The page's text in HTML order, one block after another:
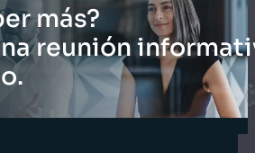
más?
reunión